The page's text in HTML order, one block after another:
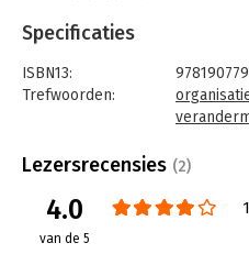
auteur stelt dat de essentie
wereld als een plek vol
observaties biedt van de
denken over wat leiders
in een complexe wereld.
Specificaties
ISBN13:
Trefwoorden:
Taal:
Engels
Aantal pagina's:
151
Druk:
Lezersrecensies (2)
4.0
van de 5